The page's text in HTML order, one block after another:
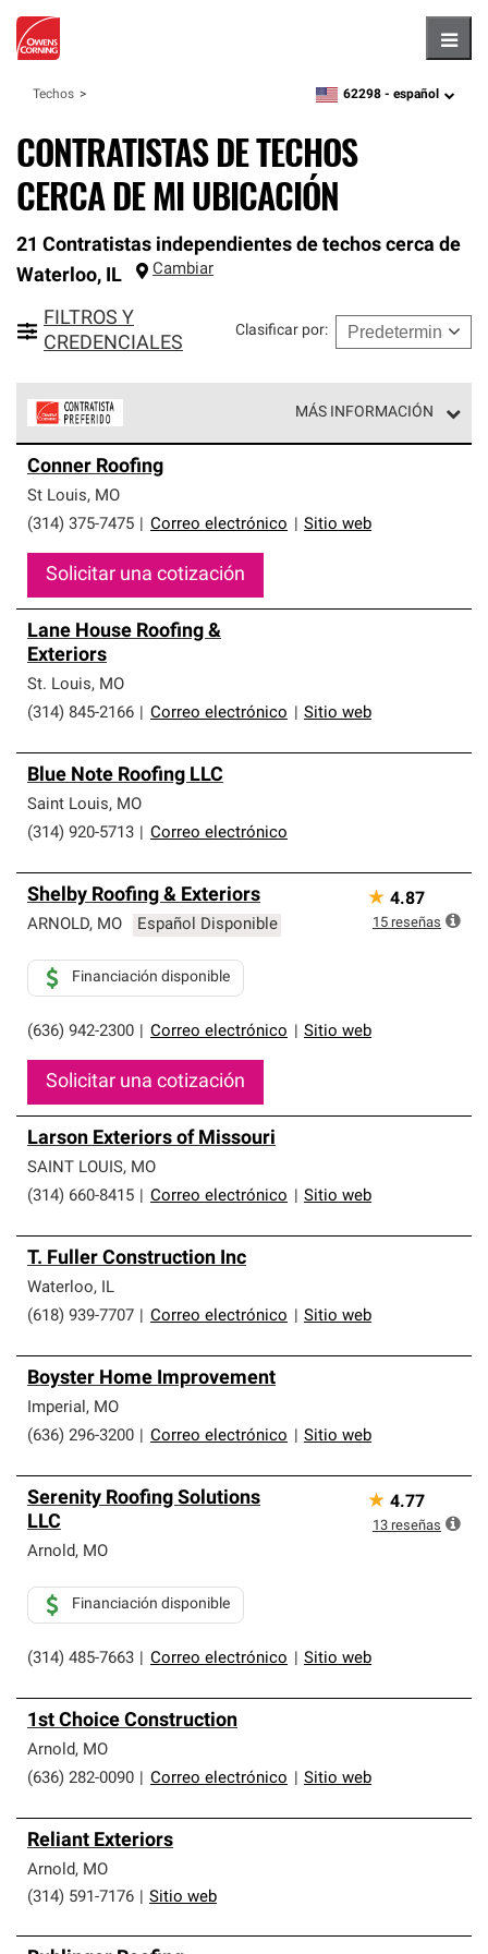
Techos zipcode,language
62298 - español
CONTRATISTAS DE TECHOS
CERCA DE MI UBICACIÓN
21 Contratistas independientes de techos cerca de
Waterloo, IL Cambiar
FILTROS Y
CREDENCIALES
Clasificar por:
MÁS INFORMACIÓN
parte de una red exclusiva de profesionales de techos
que cumplen con altos estándares y requisitos estrictos
de profesionalismo y confiabilidad.
Conner Roofing
St Louis, MO
(314) 375-7475
Correo electrónico Sitio web
Solicitar una cotización
Lane House Roofing &
Exteriors
St. Louis, MO
(314) 845-2166
Correo electrónico Sitio web
Blue Note Roofing LLC
Saint Louis, MO
(314) 920-5713
Correo electrónico
Shelby Roofing & Exteriors
ARNOLD, MO Español Disponible
(636) 942-2300 Correo electrónico Sitio web
Financiación disponible
Solicitar una cotización
★ 4.87
15 reseñas
Larson Exteriors of Missouri
SAINT LOUIS, MO
(314) 660-8415
Correo electrónico Sitio web
T. Fuller Construction Inc
Waterloo, IL
(618) 939-7707
Correo electrónico Sitio web
Boyster Home Improvement
Imperial, MO
(636) 296-3200
Correo electrónico Sitio web
Serenity Roofing Solutions
LLC
Arnold, MO
(314) 485-7663 Correo electrónico Sitio web
Financiación disponible
★ 4.77
13 reseñas
1st Choice Construction
Arnold, MO
(636) 282-0090
Correo electrónico Sitio web
Reliant Exteriors
Arnold, MO
(314) 591-7176
Sitio web